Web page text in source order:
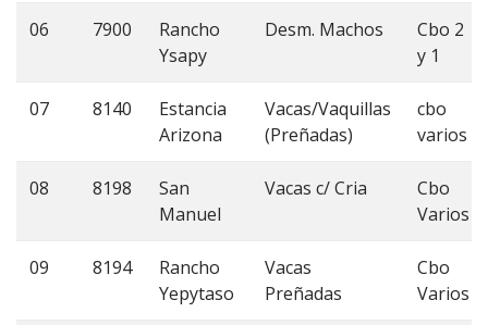
06 7900
Rancho
Ysapy
Desm. Machos
Cbo 2
y 1
07 8140
Estancia
Arizona
Vacas/Vaquillas
(Preñadas)
cbo
varios
08 8198
San
Manuel
Vacas c/ Cria
Cbo
Varios
09 8194
Rancho
Yepytaso
Vacas
Preñadas
Cbo
Varios